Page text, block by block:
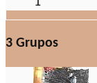
3 Grupos